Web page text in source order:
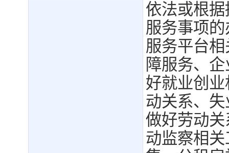
依法或根
服务事项
服务平台
障服务、
好就业创
动关系、
做好劳动
动监察相